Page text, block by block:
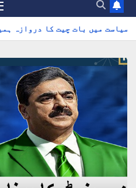
دروازہ ہمیشہ کھلا رہنا لازم ہے